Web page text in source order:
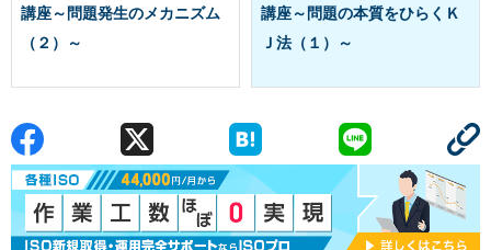
講座～問題発生のメカニズム
（２）～
講座～問題の本質をひらくＫ
Ｊ法（１）～